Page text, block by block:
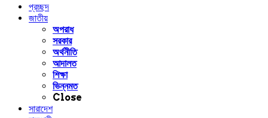
প্রচ্ছদ
জাতীয়
অপরাধ
সরকার
অর্থনীতি
আদালত
শিক্ষা
ভিন্নমত
Close
সারাদেশ